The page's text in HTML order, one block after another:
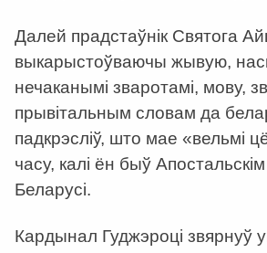
Далей прадстаўнік Святога
выкарыстоўваючы жывую,
нечаканымі зваротамі, мову,
прывітальным словам да
падкрэсліў, што мае «вельмі
часу, калі ён быў
Беларусі.
Кардынал Гуджэроці звярнуў